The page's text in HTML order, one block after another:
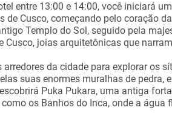
entre 13:00 e 14:00, você iniciará
de Cusco, começando pelo coração
Templo do Sol, seguido pela
Cusco, joias arquitetônicas que
arredores da cidade para explorar os
suas enormes muralhas de pedra,
Puka Pukara, uma antiga
os Banhos do Inca, onde a água